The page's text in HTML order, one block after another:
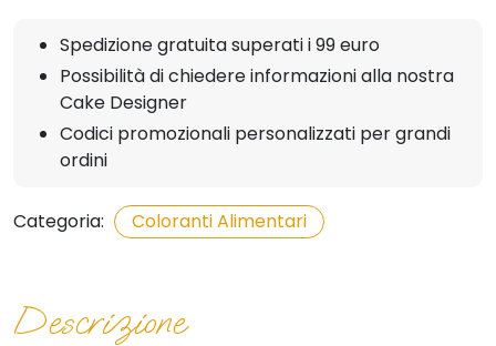
Velluto
quantità
Spedizione gratuita superati i 99 euro
Possibilità di chiedere informazioni alla nostra
Cake Designer
Codici promozionali personalizzati per grandi
ordini
Categoria: Coloranti Alimentari
Descrizione